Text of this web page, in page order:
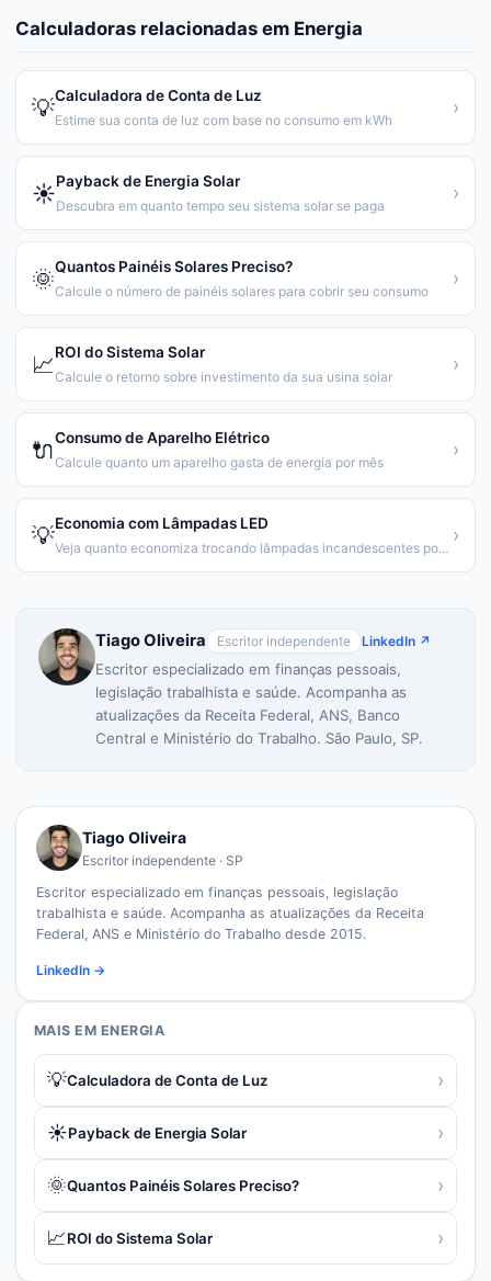
Calculadoras relacionadas em Energia
💡Calculadora de Conta de Luz
Estime sua conta de luz com base no consumo em kWh
›
☀️Payback de Energia Solar
Descubra em quanto tempo seu sistema solar se paga
›
🌞Quantos Painéis Solares Preciso?
Calcule o número de painéis solares para cobrir seu consumo
›
📈ROI do Sistema Solar
Calcule o retorno sobre investimento da sua usina solar
›
🔌Consumo de Aparelho Elétrico
Calcule quanto um aparelho gasta de energia por mês
›
💡Economia com Lâmpadas LED
Veja quanto economiza trocando lâmpadas incandescentes por LED
›
Tiago Oliveira Escritor independente LinkedIn ↗
Escritor especializado em finanças pessoais,
legislação trabalhista e saúde. Acompanha as
atualizações da Receita Federal, ANS, Banco
Central e Ministério do Trabalho. São Paulo, SP.
Tiago Oliveira
Escritor independente · SP
Escritor especializado em finanças pessoais, legislação
trabalhista e saúde. Acompanha as atualizações da Receita
Federal, ANS e Ministério do Trabalho desde 2015.
LinkedIn →
MAIS EM ENERGIA
💡Calculadora de Conta de Luz ›
☀️Payback de Energia Solar ›
🌞Quantos Painéis Solares Preciso? ›
📈ROI do Sistema Solar ›